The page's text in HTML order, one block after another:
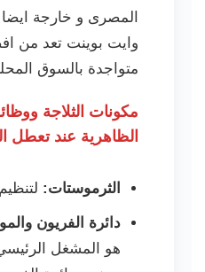
المصرى و خارجة
متواجدة بالسوق
مكونات الثلاجة
الظاهرية عند تعطل
الثرموستات:
دائرة الفريون
هو المشغل